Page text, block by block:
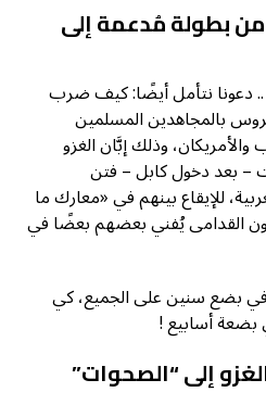
بطولة مُدعمة إلى
دعونا نتأمل أيضًا: كيف ضرب
بالمجاهدين المسلمين
وذلك إبَّان الغزو
– بعد دخول كابل – فتن
للإيقاع بينهم في «معارك ما
القدامى يُفني بعضهم بعضًا في
بضع سنين على الجميع، كي
أسابيع !
إلى “الصحوات”